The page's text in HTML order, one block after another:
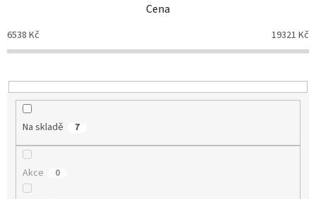
p
r
o
u
Cena
6538 Kč 19321 Kč
Na skladě 7
Akce 0